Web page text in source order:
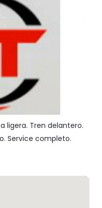
ligera. Tren delantero.
Service completo.